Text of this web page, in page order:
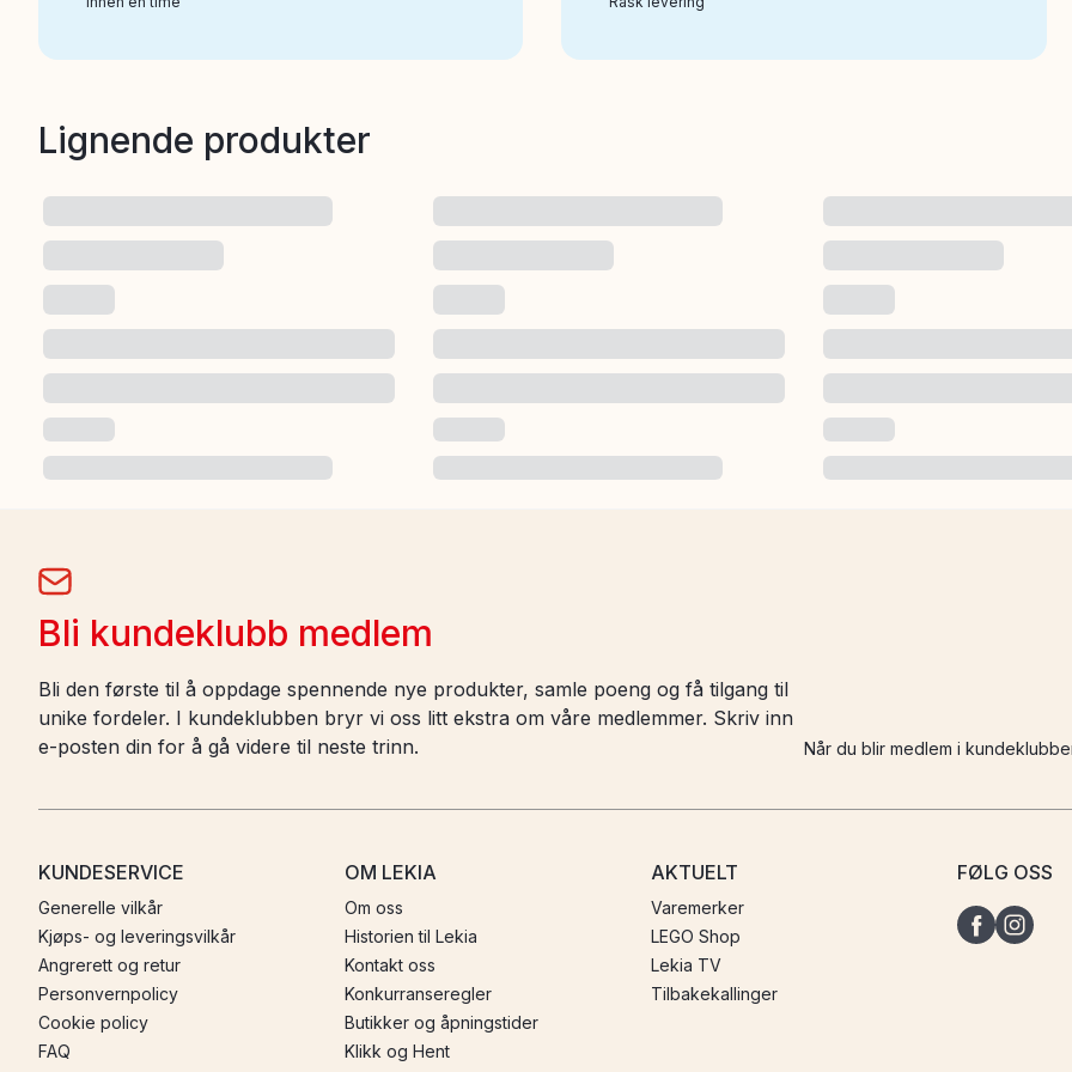
Lignende produkter
Bli kundeklubb medlem
Bli den første til å oppdage spennende nye produkter, samle poeng og få tilgang til
unike fordeler. I kundeklubben bryr vi oss litt ekstra om våre medlemmer. Skriv inn
e-posten din for å gå videre til neste trinn.
Når du blir medlem i
KUNDESERVICE
Generelle vilkår
Kjøps- og leveringsvilkår
Angrerett og retur
Personvernpolicy
Cookie policy
FAQ
OM LEKIA
Om oss
Historien til Lekia
Kontakt oss
Konkurranseregler
Butikker og åpningstider
Klikk og Hent
AKTUELT
Varemerker
LEGO Shop
Lekia TV
Tilbakekallinger
FØLG OSS